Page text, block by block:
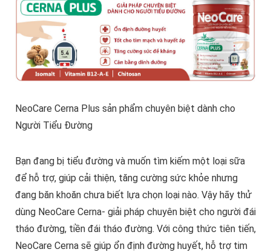
NeoCare Cerna Plus sản phẩm chuyên biệt dành cho
Người Tiểu Đường
Bạn đang bị tiểu đường và muốn tìm kiếm một loại sữa
để hỗ trợ, giúp cải thiện, tăng cường sức khỏe nhưng
đang băn khoăn chưa biết lựa chọn loại nào. Vậy hãy thử
dùng NeoCare Cerna- giải pháp chuyên biệt cho người đái
tháo đường, tiền đái tháo đường. Với công thức tiên tiến,
NeoCare Cerna sẽ giúp ổn định đường huyết, hỗ trợ tim